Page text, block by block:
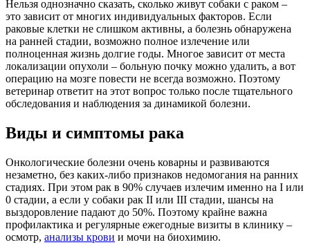
Нельзя однозначно сказать, сколько живут собаки с раком –
это зависит от многих индивидуальных факторов. Если
раковые клетки не слишком активны, а болезнь обнаружена
на ранней стадии, возможно полное излечение или
полноценная жизнь долгие годы. Многое зависит от места
локализации опухоли – больную почку можно удалить, а вот
операцию на мозге повести не всегда возможно. Поэтому
ветеринар ответит на этот вопрос только после тщательного
обследования и наблюдения за динамикой болезни.
Виды и симптомы рака
Онкологические болезни очень коварны и развиваются
незаметно, без каких-либо признаков недомогания на ранних
стадиях. При этом рак в 90% случаев излечим именно на I или
0 стадии, а если у собаки рак II или III стадии, шансы на
выздоровление падают до 50%. Поэтому крайне важна
профилактика и регулярные ежегодные визиты в клинику –
осмотр, анализы крови и мочи на биохимию.